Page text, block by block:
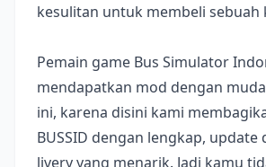
kesulitan untuk membeli sebuah
Pemain game Bus Simulator
mendapatkan mod dengan
ini, karena disini kami
BUSSID dengan lengkap, update
livery yang menarik. Jadi kamu